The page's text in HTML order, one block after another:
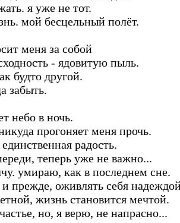
я уже не тот.
мой бесцельный полёт.
меня за собой
- ядовитую пыль.
будто другой.
забыть.
небо в ночь.
прогоняет меня прочь.
радость.
теперь уже не важно...
умираю, как в последнем сне.
и прежде, оживлять себя
жизнь становится мечтой.
но, я верю, не напрасно...